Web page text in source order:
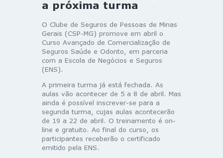
a próxima turma
O Clube de Seguros de Pessoas de Minas
Gerais (CSP-MG) promove em abril o
Curso Avançado de Comercialização de
Seguros Saúde e Odonto, em parceria
com a Escola de Negócios e Seguros
(ENS).
A primeira turma já está fechada. As
aulas vão acontecer de 5 a 8 de abril. Mas
ainda é possível inscrever-se para a
segunda turma, cujas aulas acontecerão
de 19 a 22 de abril. O treinamento é on-
line e gratuito. Ao final do curso, os
participantes receberão o certificado
emitido pela ENS.